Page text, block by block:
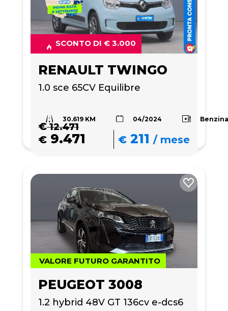
SCONTO DI € 3.000
RENAULT TWINGO
1.0 sce 65CV Equilibre
30.619 KM 04/2024
€12.471
€ 9.471 € 211 /mese
VALORE FUTURO GARANTITO
PEUGEOT 3008
1.2 hybrid 48V GT 136cv e-dcs6